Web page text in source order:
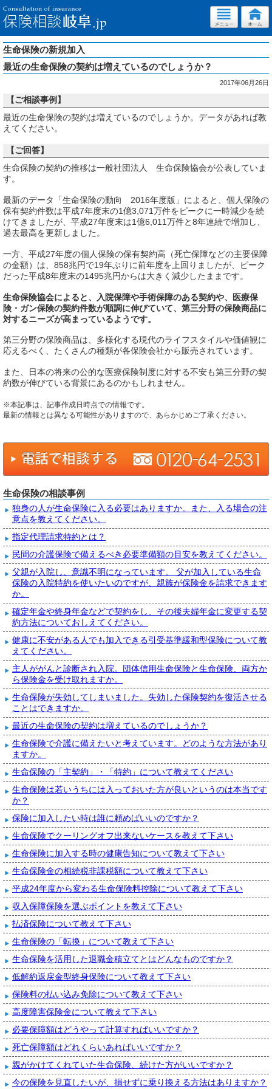
生命保険の新規加入
最近の生命保険の契約は増えているのでしょうか？
2017年06月26日
【ご相談事例】
最近の生命保険の契約は増えているのでしょうか。データがあれば教
えてください。
【ご回答】
生命保険の契約の推移は一般社団法人 生命保険協会が公表していま
す。
最新のデータ「生命保険の動向 2016年度版」によると、個人保険の
保有契約件数は平成7年度末の1億3,071万件をピークに一時減少を続
けてきましたが、平成27年度末は1億6,011万件と8年連続で増加し、
過去最高を更新しました。
一方、平成27年度の個人保険の保有契約高（死亡保障などの主要保障
の金額）は、858兆円で19年ぶりに前年度を上回りましたが、ピーク
だった平成8年度末の1495兆円からは大きく減少したままです。
生命保険協会によると、入院保障や手術保障のある契約や、医療保
険・ガン保険の契約件数が順調に伸びていて、第三分野の保険商品に
対するニーズが高まっているようです。
第三分野の保険商品は、多様化する現代のライフスタイルや価値観に
応えるべく、たくさんの種類が各保険会社から販売されています。
また、日本の将来の公的な医療保険制度に対する不安も第三分野の契
約数が伸びている背景にあるのかもしれません。
※本記事は、記事作成日時点での情報です。
最新の情報とは異なる可能性がありますので、あらかじめご了承ください。
生命保険の相談事例
独身の人が生命保険に入る必要はありますか。また、入る場合の注
意点を教えてください。
指定代理請求特約とは？
民間の介護保険で備えるべき必要準備額の目安を教えてください。
父親が入院し、意識不明になっています。 父が加入している生命
保険の入院特約を使いたいのですが、親族が保険金を請求できます
か。
確定年金や終身年金などで契約をし、その後夫婦年金に変更する契
約方法についておしえてください。
健康に不安がある人でも加入できる引受基準緩和型保険について教
えてください。
主人ががんと診断され入院。団体信用生命保険と生命保険、両方か
ら保険金を受け取れますか。
生命保険が失効してしまいました。失効した保険契約を復活させる
ことはできますか。
最近の生命保険の契約は増えているのでしょうか？
生命保険で介護に備えたいと考えています。どのような方法があり
ますか。
生命保険の「主契約」・「特約」について教えてください
生命保険は若いうちには入っておいた方が良いというのは本当です
か？
保険に加入したい時は誰に頼めばいいのですか？
生命保険でクーリングオフ出来ないケースを教えて下さい
生命保険に加入する時の健康告知について教えて下さい
生命保険金の相続税非課税額について教えて下さい
平成24年度から変わる生命保険料控除について教えて下さい
収入保障保険を選ぶポイントを教えて下さい
払済保険について教えて下さい
生命保険の「転換」について教えて下さい
生命保険を活用した退職金積立てとはどんなものですか？
低解約返戻金型終身保険について教えて下さい
保険料の払い込み免除について教えて下さい
高度障害保険金について教えて下さい
必要保障額はどうやって計算すればいいですか？
死亡保障額はどれくらいあればいいですか？
親がかけてくれていた生命保険、続けた方がいいですか？
今の保険を見直したいが、損せずに乗り換える方法はありますか？